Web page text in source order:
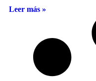
Leer más »